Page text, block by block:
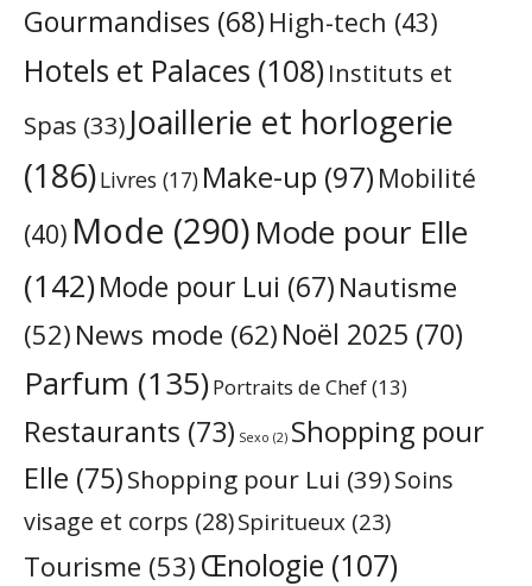
Gourmandises (68) High-tech (43)
Hotels et Palaces (108) Instituts et
Spas (33) Joaillerie et horlogerie
(186)Livres (17) Make-up (97) Mobilité
(40) Mode (290)Mode pour Elle
(142)Mode pour Lui (67) Nautisme
(52) News mode (62)Noël 2025 (70)
Parfum (135)Portraits de Chef(13)
Restaurants (73) Sexo (2) Shopping pour
Elle (75)Shopping pour Lui (39)Soins
visage et corps (28)Spiritueux (23)
Tourisme (53) Œnologie (107)